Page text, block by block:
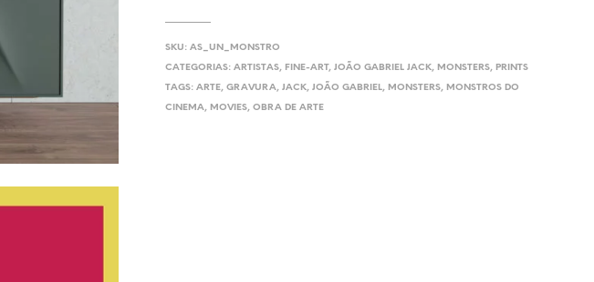
I
N
SKU: AS_UN_MONSTRO
CATEGORIAS: ARTISTAS, FINE-ART, JOÃO GABRIEL JACK, MONSTERS, PRINTS
TAGS: ARTE, GRAVURA, JACK, JOÃO GABRIEL, MONSTERS, MONSTROS DO
CINEMA, MOVIES, OBRA DE ARTE